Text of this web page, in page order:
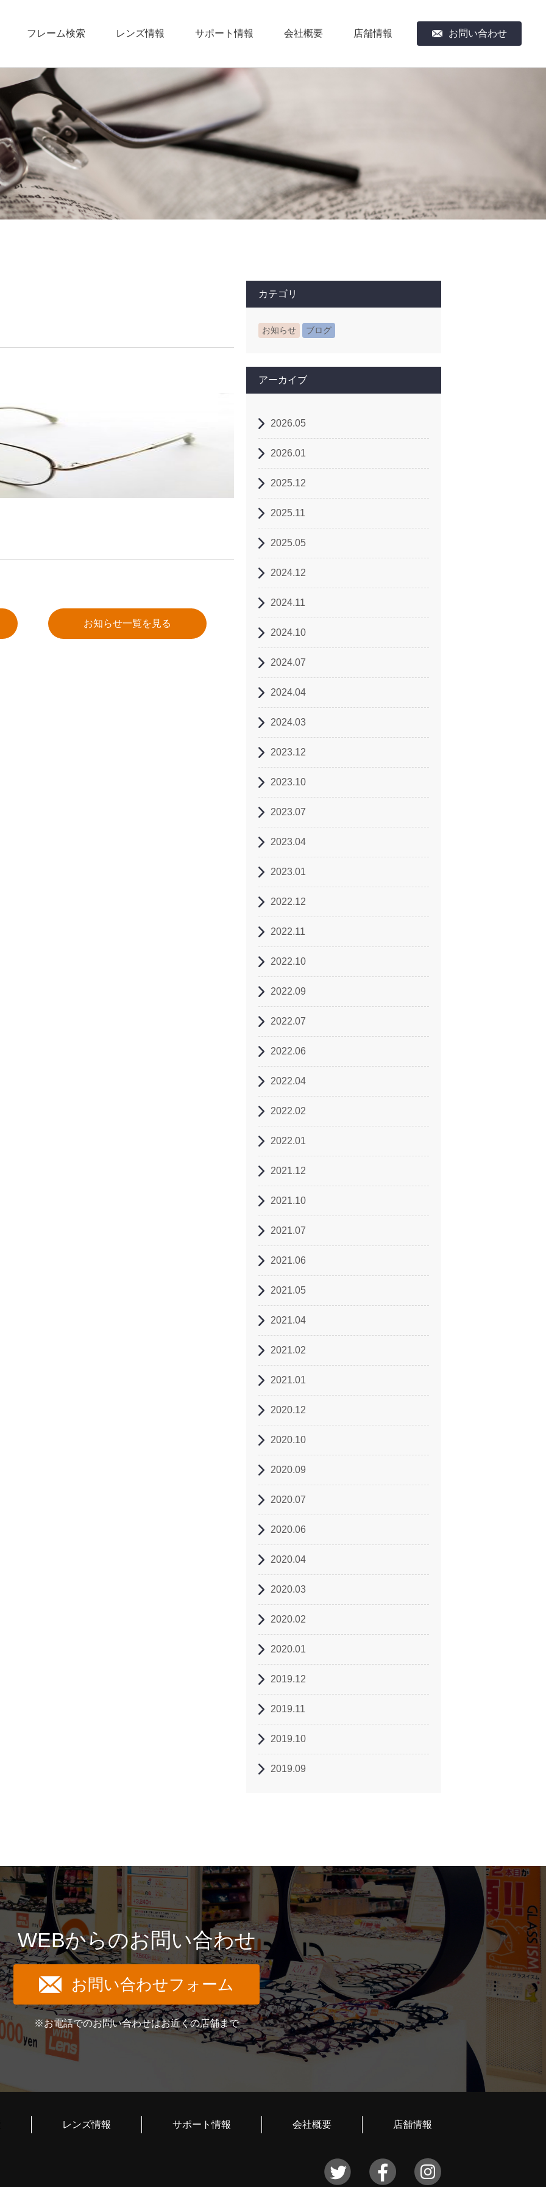
フレーム検索 レンズ情報 サポート情報 会社概要 店舗情報 お問い合わせ
お知らせ一覧を見る
カテゴリ
お知らせ ブログ
アーカイブ
2026.05
2026.01
2025.12
2025.11
2025.05
2024.12
2024.11
2024.10
2024.07
2024.04
2024.03
2023.12
2023.10
2023.07
2023.04
2023.01
2022.12
2022.11
2022.10
2022.09
2022.07
2022.06
2022.04
2022.02
2022.01
2021.12
2021.10
2021.07
2021.06
2021.05
2021.04
2021.02
2021.01
2020.12
2020.10
2020.09
2020.07
2020.06
2020.04
2020.03
2020.02
2020.01
2019.12
2019.11
2019.10
2019.09
WEBからのお問い合わせ
お問い合わせフォーム
※お電話でのお問い合わせはお近くの店舗まで
レンズ情報 サポート情報 会社概要 店舗情報